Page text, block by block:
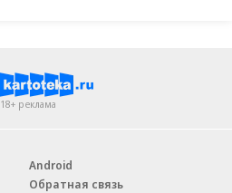
18+ реклама
Android
Обратная связь